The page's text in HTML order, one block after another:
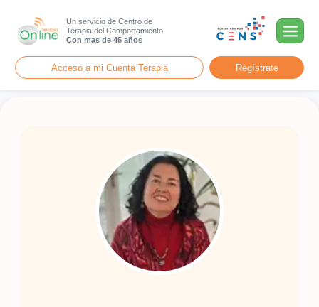
Un servicio de Centro de
Terapia del Comportamiento
Con mas de 45 años
Acceso a mi Cuenta Terapia Regístrate